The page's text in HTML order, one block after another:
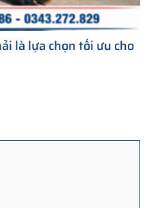
là lựa chọn tối ưu cho